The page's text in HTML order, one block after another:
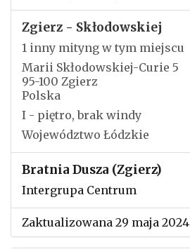
Zgierz - Skłodowskiej
1 inny mityng w tym miejscu
Marii Skłodowskiej-Curie 5
95-100 Zgierz
Polska
I - piętro, brak windy
Województwo Łódzkie
Bratnia Dusza (Zgierz)
Intergrupa Centrum
Zaktualizowana 29 maja 2024